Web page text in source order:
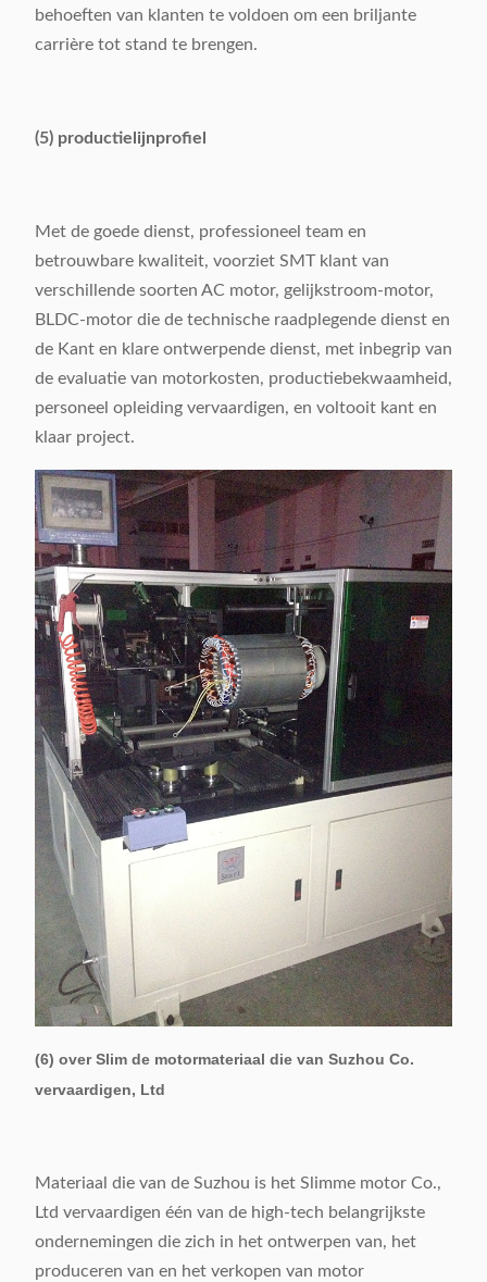
behoeften van klanten te voldoen om een briljante
carrière tot stand te brengen.
(5) productielijnprofiel
Met de goede dienst, professioneel team en
betrouwbare kwaliteit, voorziet SMT klant van
verschillende soorten AC motor, gelijkstroom-motor,
BLDC-motor die de technische raadplegende dienst en
de Kant en klare ontwerpende dienst, met inbegrip van
de evaluatie van motorkosten, productiebekwaamheid,
personeel opleiding vervaardigen, en voltooit kant en
klaar project.
(6) over Slim de motormateriaal die van Suzhou Co.
vervaardigen, Ltd
Materiaal die van de Suzhou is het Slimme motor Co.,
Ltd vervaardigen één van de high-tech belangrijkste
ondernemingen die zich in het ontwerpen van, het
produceren van en het verkopen van motor